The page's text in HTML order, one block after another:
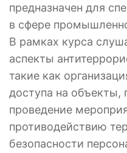
предназначен для
в сфере
В рамках курса
аспекты
такие как
доступа на объекты,
проведение
противодействию
безопасности